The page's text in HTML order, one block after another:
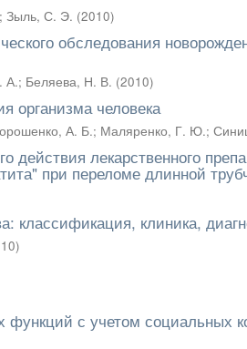
; Зыль, С. Э. (2010)
обследования
А.; Беляева, Н. В. (2010)
организма человека
А. Б.; Маляренко, Г. Ю.;
действия лекарственного
при переломе длинной
классификация, клиника,
)
функций с учетом социальных